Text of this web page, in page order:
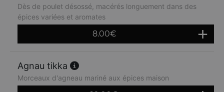
Dès de poulet désossé, macérés longuement dans des
épices variées et aromates
8.00€
Agnau tikka
Morceaux d'agneau mariné aux épices maison